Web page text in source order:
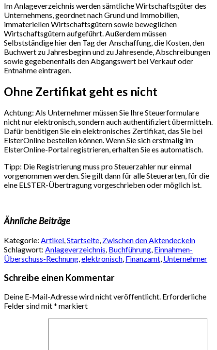
Im Anlageverzeichnis werden sämtliche Wirtschaftsgüter des
Unternehmens, geordnet nach Grund und Immobilien,
immateriellen Wirtschaftsgütern sowie beweglichen
Wirtschaftsgütern aufgeführt. Außerdem müssen
Selbstständige hier den Tag der Anschaffung, die Kosten, den
Buchwert zu Jahresbeginn und zu Jahresende, Abschreibungen
sowie gegebenenfalls den Abgangswert bei Verkauf oder
Entnahme eintragen.
Ohne Zertifikat geht es nicht
Achtung: Als Unternehmer müssen Sie Ihre Steuerformulare
nicht nur elektronisch, sondern auch authentifiziert übermitteln.
Dafür benötigen Sie ein elektronisches Zertifikat, das Sie bei
ElsterOnline bestellen können. Wenn Sie sich erstmalig im
ElsterOnline-Portal registrieren, erhalten Sie es automatisch.
Tipp: Die Registrierung muss pro Steuerzahler nur einmal
vorgenommen werden. Sie gilt dann für alle Steuerarten, für die
eine ELSTER-Übertragung vorgeschrieben oder möglich ist.
Ähnliche Beiträge
Kategorie: Artikel,Startseite, Zwischen den Aktendeckeln
Schlagwort: Anlageverzeichnis, Buchführung, Einnahmen-
Überschuss-Rechnung,elektronisch, Finanzamt, Unternehmer
Schreibe einen Kommentar
Deine E-Mail-Adresse wird nicht veröffentlicht. Erforderliche
Felder sind mit* markiert